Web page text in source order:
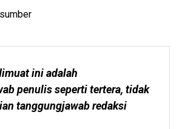
ini adalah
penulis seperti tertera, tidak